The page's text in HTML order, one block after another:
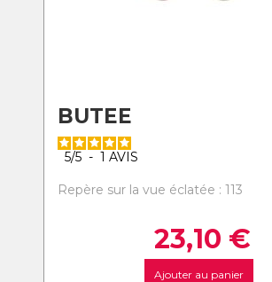
BUTEE
5/5 - 1 AVIS
Repère sur la vue éclatée : 113
23,10 €
Ajouter au panier